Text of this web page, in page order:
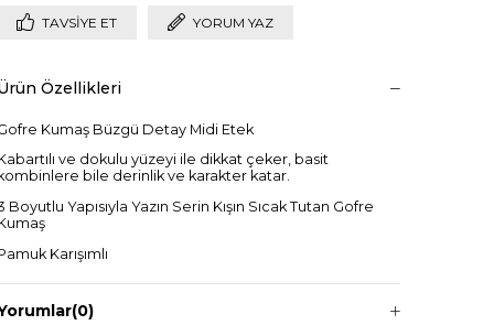
TAVSIYE ET YORUM YAZ
Özellikleri
Kumaş Büzgü Detay Midi Etek
ve dokulu yüzeyi ile dikkat çeker, basit
kombinlere bile derinlik ve karakter katar.
Boyutlu Yapısıyla Yazın Serin Kışın Sıcak Tutan Gofre
Karışımlı
Kalite
S M L Bedenli
(0)